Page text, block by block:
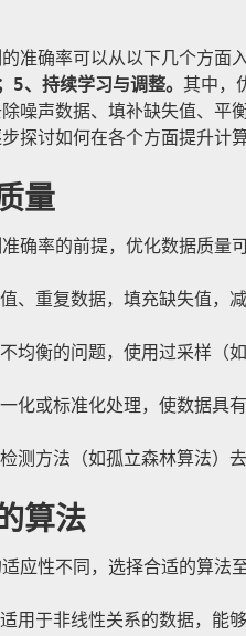
准确率可以从以下几个方面入
5、持续学习与调整。 其中，
噪声数据、填补缺失值、平
探讨如何在各个方面提升计
量
确率的前提，优化数据质量
、重复数据，填充缺失值，减
均衡的问题，使用过采样（
化或标准化处理，使数据具
测方法（如孤立森林算法）
算法
应性不同，选择合适的算法至
用于非线性关系的数据，能